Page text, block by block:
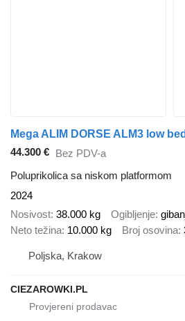
44.300 € Bez PDV-a
Poluprikolica sa niskom platformom
2024
Nosivost 38.000 kg Ogibljenje
Neto težina 10.000 kg Broj osovina
Poljska, Krakow
CIEZAROWKI.PL